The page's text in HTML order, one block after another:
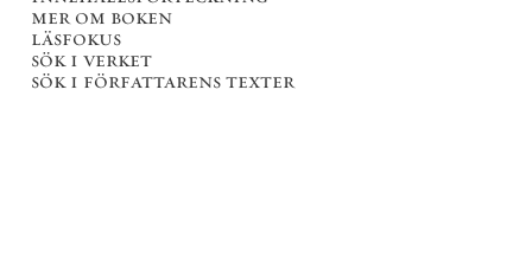
mer om boken
läsfokus
sök i verket
sök i författarens texter